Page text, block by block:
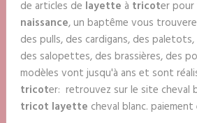
de articles de layette à tricoter
naissance, un baptême vous
des pulls, des cardigans, des
des salopettes, des brassières, des
modèles vont jusqu'à ans et sont
tricoter: retrouvez sur le site cheval
tricot layette cheval blanc.